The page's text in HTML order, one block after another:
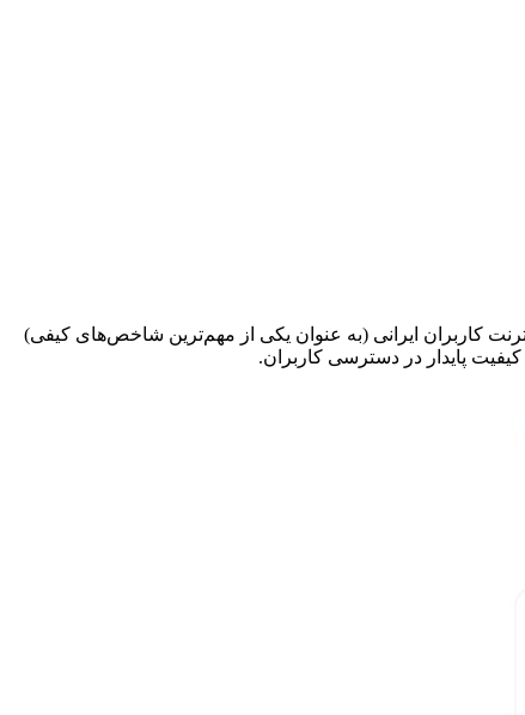
کاربران ایرانی (به عنوان یکی از مهم‌ترین شاخص‌های کیفی)